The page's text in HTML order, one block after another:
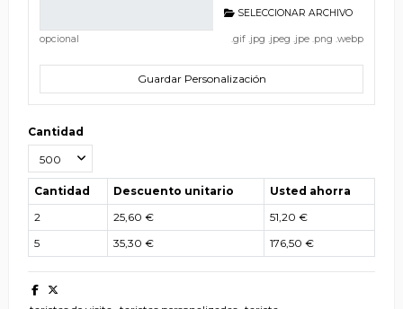
SELECCIONAR ARCHIVO
opcional .gif .jpg .jpeg .jpe .png .webp
Guardar Personalización
Cantidad
Cantidad Descuento unitario
Usted ahorra
2
25,60 €
51,20 €
5
35,30 € 176,50 €